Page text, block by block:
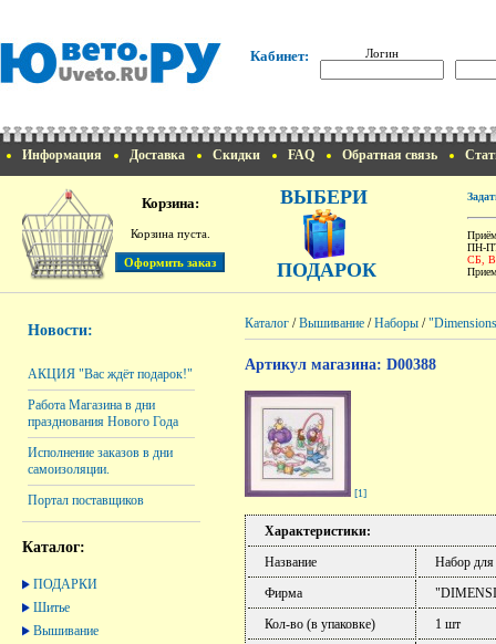
Кабинет: Логин
Информация Доставка Скидки FAQ Обратная связь
Корзина:
Корзина пуста.
ВЫБЕРИ
ПОДАРОК
ПН-
СБ,
Новости:
АКЦИЯ "Вас ждёт подарок!"
Работа Магазина в дни
празднования Нового Года
Исполнение заказов в дни
самоизоляции.
Портал поставщиков
Каталог:
ПОДАРКИ
Шитье
Вышивание
Каталог /Вышивание /Наборы /
Артикул магазина: D00388
[1]
Характеристики:
Название
Набор
Фирма
Кол-во (в упаковке)
1 шт